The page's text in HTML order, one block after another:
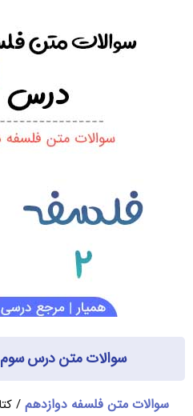
سوالات متن درس سوم ۳ فلسفه دوازدهم
سوالات متن فلسفه دوازدهم